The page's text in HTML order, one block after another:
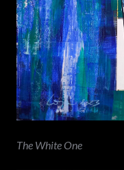
The White One